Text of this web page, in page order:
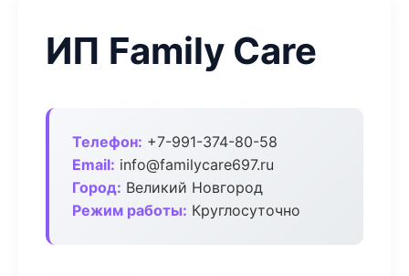
ИП Family Care
Телефон: +7-991-374-80-58
Email: info@familycare697.ru
Город: Великий Новгород
Режим работы: Круглосуточно